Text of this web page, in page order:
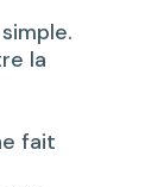
la
fait